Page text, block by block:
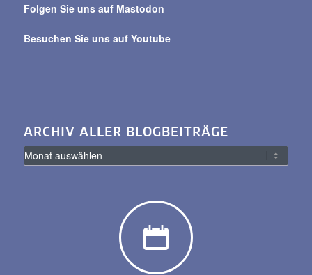
Folgen Sie uns auf Mastodon
Besuchen Sie uns auf Youtube
ARCHIV ALLER BLOGBEITRÄGE